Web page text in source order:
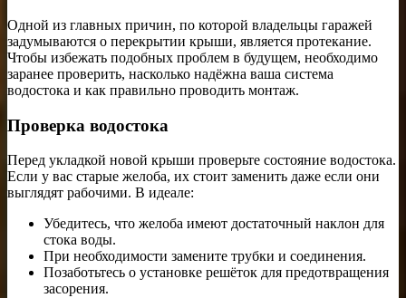
Одной из главных причин, по которой владельцы гаражей
задумываются о перекрытии крыши, является протекание.
Чтобы избежать подобных проблем в будущем, необходимо
заранее проверить, насколько надёжна ваша система
водостока и как правильно проводить монтаж.
Проверка водостока
Перед укладкой новой крыши проверьте состояние водостока.
Если у вас старые желоба, их стоит заменить даже если они
выглядят рабочими. В идеале:
Убедитесь, что желоба имеют достаточный наклон для
стока воды.
При необходимости замените трубки и соединения.
Позаботьтесь о установке решёток для предотвращения
засорения.